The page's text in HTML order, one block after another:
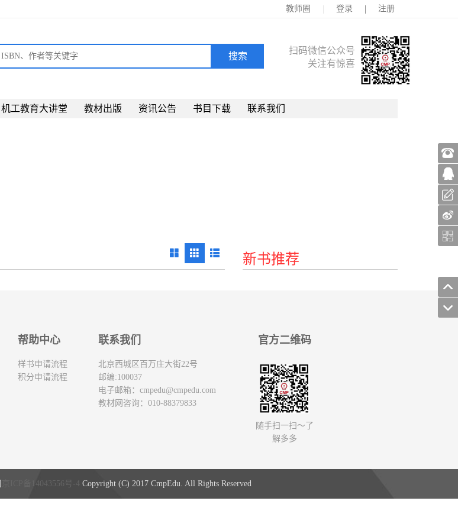
机工教育大讲堂 教材出版 资讯公告 书目下载 联系我们
教师圈 | 登录 | 注册
扫码微信公众号
关注有惊喜
新书推荐
帮助中心
样书申请流程
积分申请流程
联系我们
北京西城区百万庄大街22号
邮编:100037
电子邮箱： cmpedu@cmpedu.com
教材网咨询：010-88379833
官方二维码
随手扫一扫～了
解多多
京ICP备14043556号-4 Copyright (C) 2017 CmpEdu. All Rights Reserved